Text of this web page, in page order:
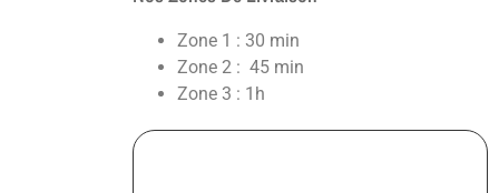
Zone 1 : 30 min
Zone 2 : 45 min
Zone 3 : 1h